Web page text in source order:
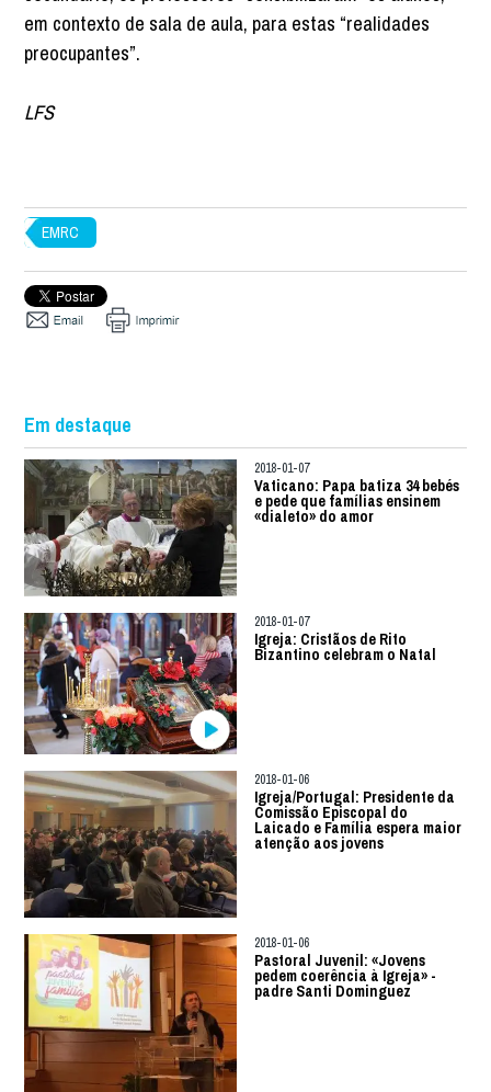
em contexto de sala de aula, para estas “realidades
preocupantes”.
LFS
EMRC
Em destaque
2018-01-07
Vaticano: Papa batiza 34 bebés
e pede que famílias ensinem
«dialeto» do amor
2018-01-07
Igreja: Cristãos de Rito
Bizantino celebram o Natal
2018-01-06
Igreja/Portugal: Presidente da
Comissão Episcopal do
Laicado e Família espera maior
atenção aos jovens
2018-01-06
Pastoral Juvenil: «Jovens
pedem coerência à Igreja» -
padre Santi Dominguez